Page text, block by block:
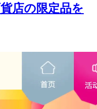
店の限定品を